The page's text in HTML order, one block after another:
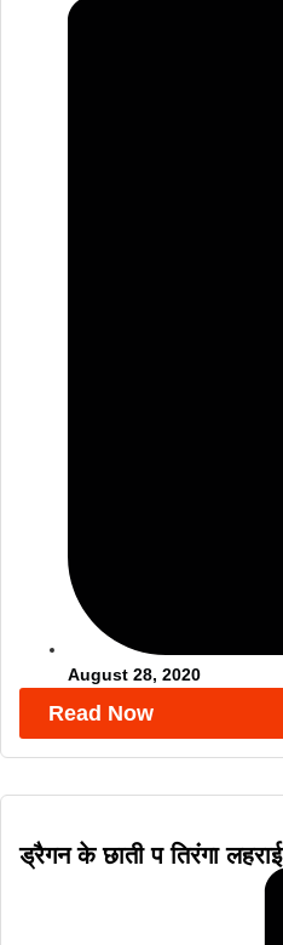
August 28, 2020
Read Now
ड्रैगन के छाती प तिरंगा लहराई